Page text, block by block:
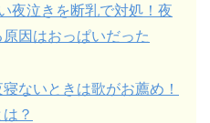
夜泣きを断乳で対処！夜
因はおっぱいだった
ないときは歌がお薦め！
？